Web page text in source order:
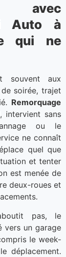
avec
Auto à
qui ne
souvent aux
soirée, trajet
Remorquage
intervient sans
ou le
ne connaît
quel que
et tenter
est menée de
deux-roues et
pas, le
vers un garage
le week-
déplacement.